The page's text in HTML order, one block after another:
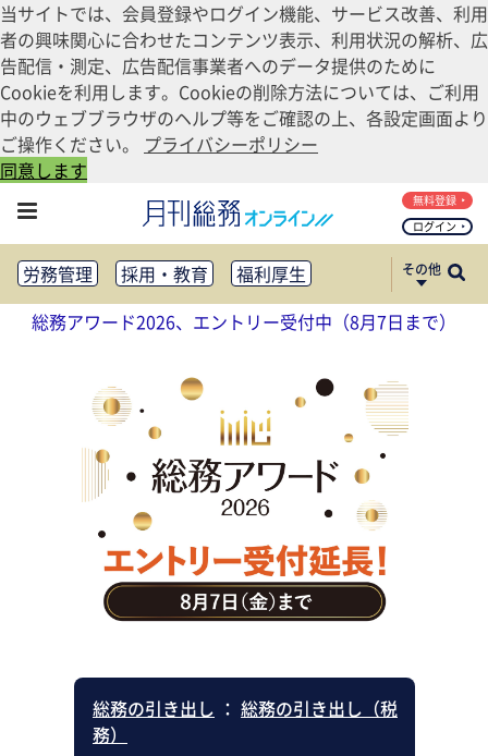
当サイトでは、会員登録やログイン機能、サービス改善、利用
者の興味関心に合わせたコンテンツ表示、利用状況の解析、広
告配信・測定、広告配信事業者へのデータ提供のために
Cookieを利用します。Cookieの削除方法については、ご利用
中のウェブブラウザのヘルプ等をご確認の上、各設定画面より
ご操作ください。 プライバシーポリシー
同意します
ログイン
無料登録
労務管理 採用・教育
福利厚生
健康経営
働き方改革
法務・コンプライアンス
リスクマネジメント・BCP
社外・社内広報
社外・社内コミュニケーション活性化
FM・オフィス移転
CSR・SDGs
テクノロジー活用・DX
助成金・補助金・コスト削減
アウトソーシング・BPO
調査・レポート
その他
総務アワード2026、エントリー受付中（8月7日まで）
総務の引き出し ： 総務の引き出し（税
務）